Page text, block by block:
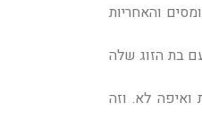
והאחריות
בת הזוג שלה
ואיפה לא. וזה